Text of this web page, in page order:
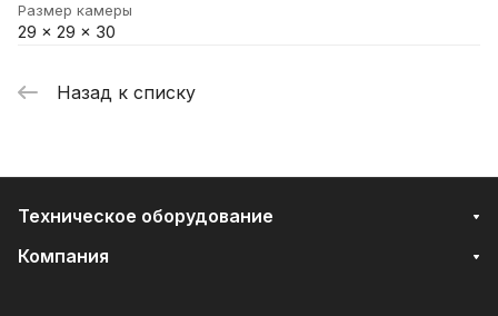
Размер камеры
29 x 29 x 30
Назад к списку
Техническое оборудование
Компания